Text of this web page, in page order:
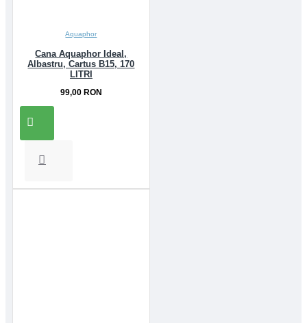
Aquaphor
Cana Aquaphor Ideal,
Albastru, Cartus B15, 170
LITRI
99,00 RON